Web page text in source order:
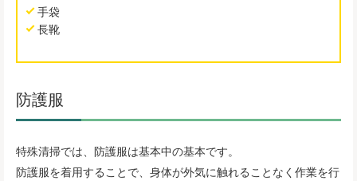
手袋
長靴
防護服
特殊清掃では、防護服は基本中の基本です。
防護服を着用することで、身体が外気に触れることなく作業を行